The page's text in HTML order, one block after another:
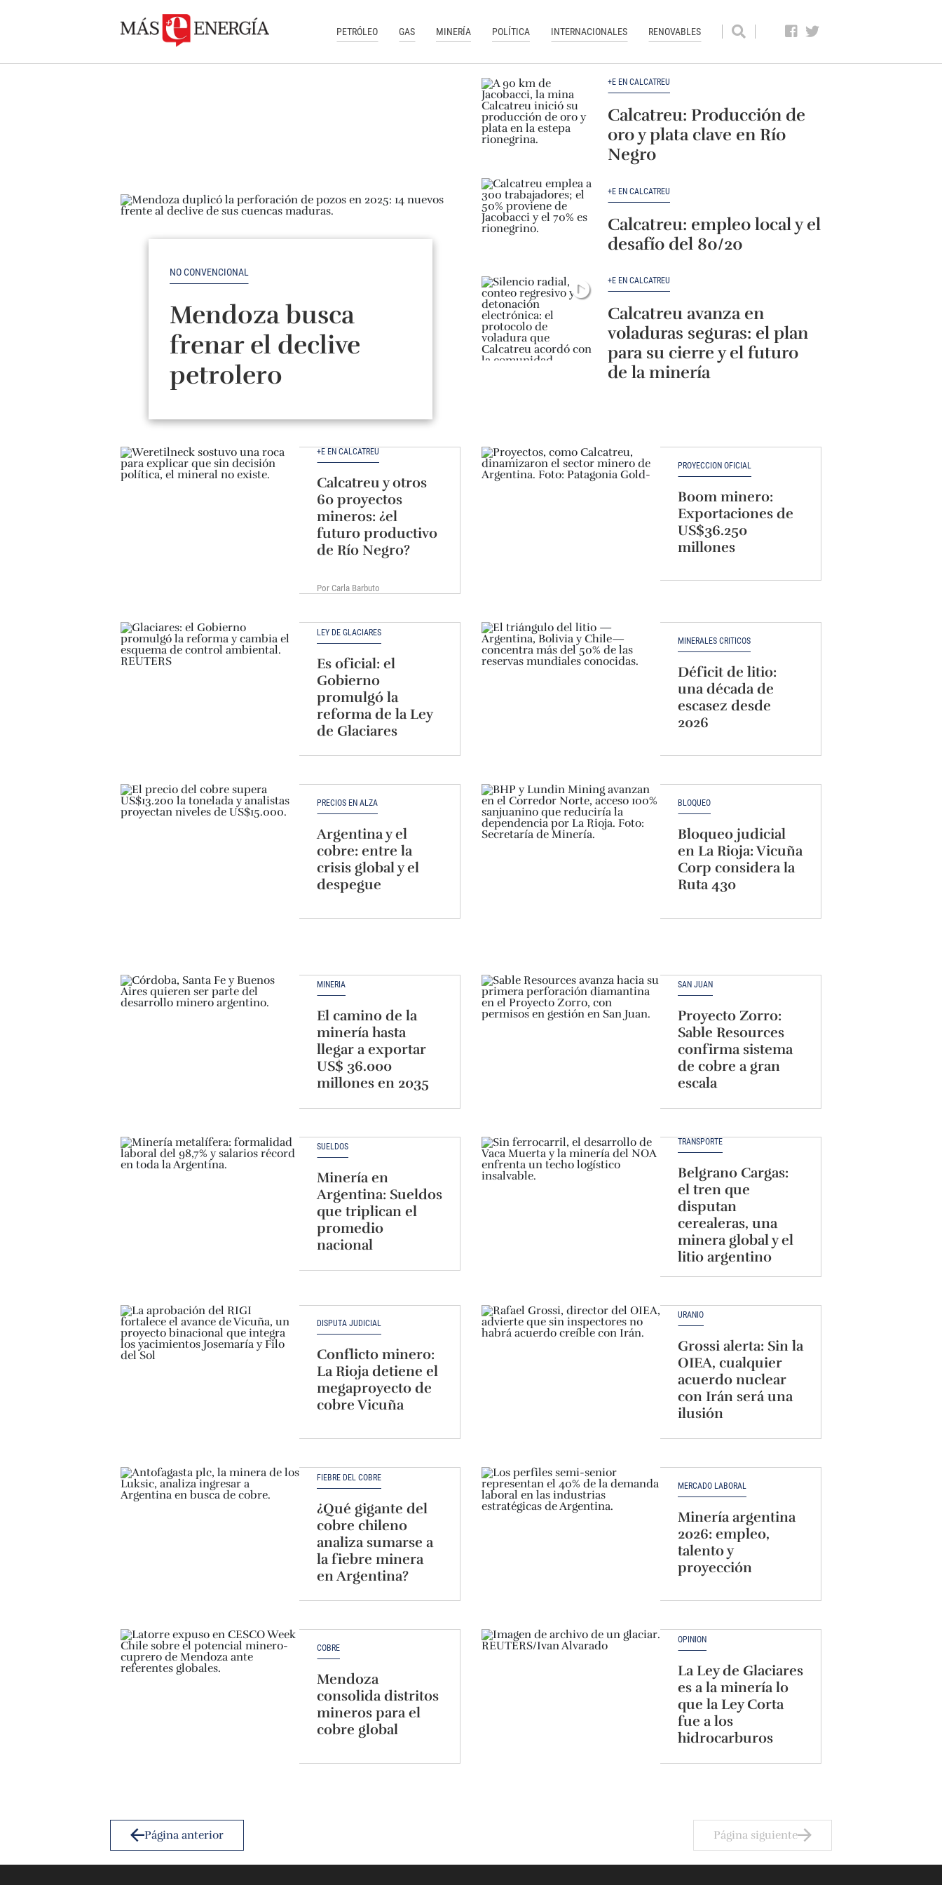
PETRÓLEO GAS MINERÍA POLÍTICA INTERNACIONALES RENOVABLES
NO CONVENCIONAL
Mendoza busca
frenar el declive
petrolero
+E EN CALCATREU
Calcatreu: Producción de
oro y plata clave en Río
Negro
+E EN CALCATREU
Calcatreu: empleo local y el
desafío del 80/20
+E EN CALCATREU
Calcatreu avanza en
voladuras seguras: el plan
para su cierre y el futuro
de la minería
+E EN CALCATREU
Calcatreu y otros
60 proyectos
mineros: ¿el
futuro productivo
de Río Negro?
Por Carla Barbuto
PROYECCIÓN OFICIAL
Boom minero:
Exportaciones de
US$36.250
millones
LEY DE GLACIARES
Es oficial: el
Gobierno
promulgó la
reforma de la Ley
de Glaciares
MINERALES CRÍTICOS
Déficit de litio:
una década de
escasez desde
2026
PRECIOS EN ALZA
Argentina y el
cobre: entre la
crisis global y el
despegue
BLOQUEO
Bloqueo judicial
en La Rioja: Vicuña
Corp considera la
Ruta 430
MINERÍA
El camino de la
minería hasta
llegar a exportar
US$ 36.000
millones en 2035
SAN JUAN
Proyecto Zorro:
Sable Resources
confirma sistema
de cobre a gran
escala
SUELDOS
Minería en
Argentina: Sueldos
que triplican el
promedio
nacional
TRANSPORTE
Belgrano Cargas:
el tren que
disputan
cerealeras, una
minera global y el
litio argentino
DISPUTA JUDICIAL
Conflicto minero:
La Rioja detiene el
megaproyecto de
cobre Vicuña
URANIO
Grossi alerta: Sin la
OIEA, cualquier
acuerdo nuclear
con Irán será una
ilusión
FIEBRE DEL COBRE
¿Qué gigante del
cobre chileno
analiza sumarse a
la fiebre minera
en Argentina?
MERCADO LABORAL
Minería argentina
2026: empleo,
talento y
proyección
COBRE
Mendoza
consolida distritos
mineros para el
cobre global
OPINIÓN
La Ley de Glaciares
es a la minería lo
que la Ley Corta
fue a los
hidrocarburos
Página anterior Página siguiente